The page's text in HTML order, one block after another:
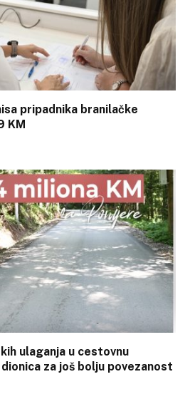
pripadnika branilačke
KM
ulaganja u cestovnu
za još bolju povezanost